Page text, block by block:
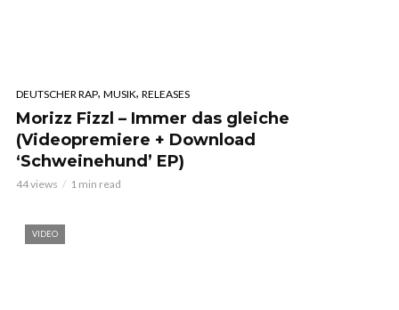
DEUTSCHER RAP, MUSIK, RELEASES
Morizz Fizzl – Immer das gleiche
(Videopremiere + Download
‘Schweinehund’ EP)
44 views 1 min read
VIDEO